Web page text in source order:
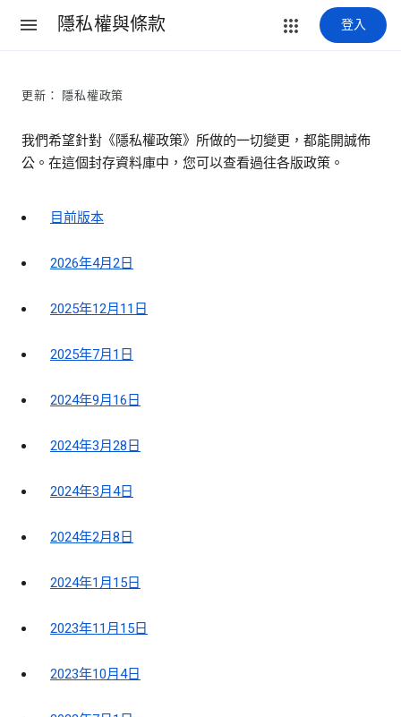
隱私權與條款 登入
更新： 隱私權政策
我們希望針對《隱私權政策》所做的一切變更，都能開誠佈
公。在這個封存資料庫中，您可以查看過往各版政策。
目前版本
2026年4月2日
2025年12月11日
2025年7月1日
2024年9月16日
2024年3月28日
2024年3月4日
2024年2月8日
2024年1月15日
2023年11月15日
2023年10月4日